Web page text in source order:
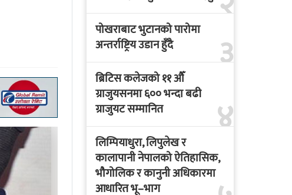
३
पोखराबाट भुटानको पारोमा
अन्तर्राष्ट्रिय उडान हुँदै
४
ब्रिटिस कलेजको ११ औँ
ग्राजुयसनमा ६०० भन्दा बढी
ग्राजुयट सम्मानित
लिम्पियाधुरा, लिपुलेख र
कालापानी नेपालको ऐतिहासिक,
भौगोलिक र कानुनी अधिकारमा
आधारित भू–भाग